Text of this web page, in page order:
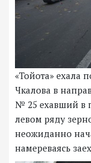
«Тойота» ехала
Чкалова в
№ 25 ехавший в
левом ряду
неожиданно
намереваясь